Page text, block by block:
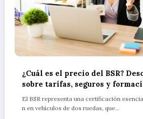
¿Cuál es el precio del BSR?
sobre tarifas, seguros y
El BSR representa una certificación
n en vehículos de dos ruedas, que…